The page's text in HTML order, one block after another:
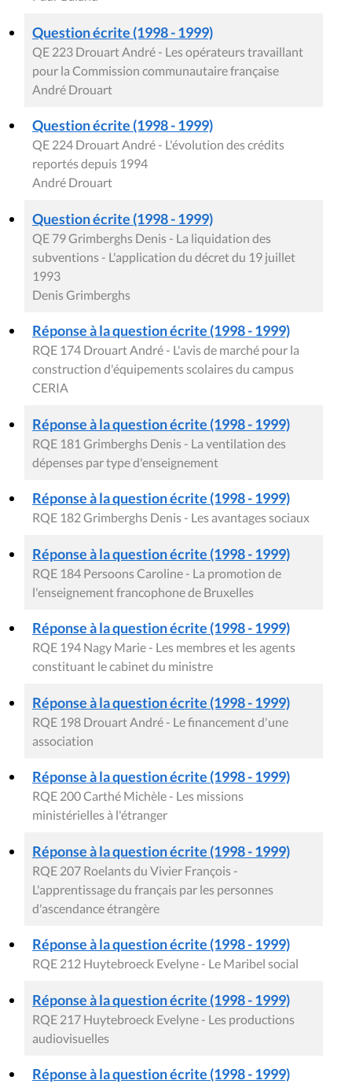
Question écrite (1998 - 1999)
QE 223 Drouart André - Les opérateurs travaillant
pour la Commission communautaire française
André Drouart
Question écrite (1998 - 1999)
QE 224 Drouart André - L'évolution des crédits
reportés depuis 1994
André Drouart
Question écrite (1998 - 1999)
QE 79 Grimberghs Denis - La liquidation des
subventions - L'application du décret du 19 juillet
1993
Denis Grimberghs
Réponse à la question écrite (1998 - 1999)
RQE 174 Drouart André - L'avis de marché pour la
construction d'équipements scolaires du campus
CERIA
Réponse à la question écrite (1998 - 1999)
RQE 181 Grimberghs Denis - La ventilation des
dépenses par type d'enseignement
Réponse à la question écrite (1998 - 1999)
RQE 182 Grimberghs Denis - Les avantages sociaux
Réponse à la question écrite (1998 - 1999)
RQE 184 Persoons Caroline - La promotion de
l'enseignement francophone de Bruxelles
Réponse à la question écrite (1998 - 1999)
RQE 194 Nagy Marie - Les membres et les agents
constituant le cabinet du ministre
Réponse à la question écrite (1998 - 1999)
RQE 198 Drouart André - Le financement d'une
association
Réponse à la question écrite (1998 - 1999)
RQE 200 Carthé Michèle - Les missions
ministérielles à l'étranger
Réponse à la question écrite (1998 - 1999)
RQE 207 Roelants du Vivier François -
L'apprentissage du français par les personnes
d'ascendance étrangère
Réponse à la question écrite (1998 - 1999)
RQE 212 Huytebroeck Evelyne - Le Maribel social
Réponse à la question écrite (1998 - 1999)
RQE 217 Huytebroeck Evelyne - Les productions
audiovisuelles
Réponse à la question écrite (1998 - 1999)